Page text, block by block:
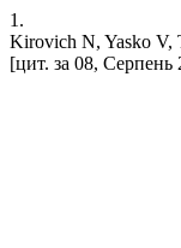
1.
Kirovich N, Yasko
[цит. за 08, Серпень